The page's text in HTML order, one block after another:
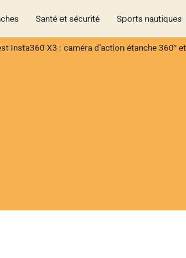
Santé et sécurité Sports nautiques
Insta360 X3 : caméra d’action étanche 360°